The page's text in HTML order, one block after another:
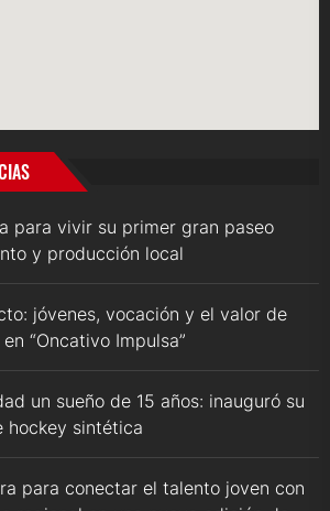
para vivir su primer gran paseo
y producción local
jóvenes, vocación y el valor de
“Oncativo Impulsa”
un sueño de 15 años: inauguró su
hockey sintética
para conectar el talento joven con